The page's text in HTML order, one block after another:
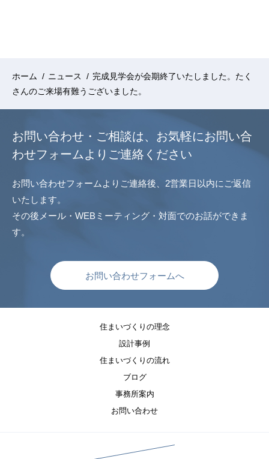
ホーム / ニュース / 完成見学会が会期終了いたしました。たく
さんのご来場有難うございました。
お問い合わせ・ご相談は、 お気軽にお問い合
わせフォームよりご連絡ください
お問い合わせフォームよりご連絡後、2営業日以内にご返信
いたします。
その後メール・WEBミーティング・対面でのお話ができま
す。
お問い合わせフォームへ
住まいづくりの理念
設計事例
住まいづくりの流れ
ブログ
事務所案内
お問い合わせ